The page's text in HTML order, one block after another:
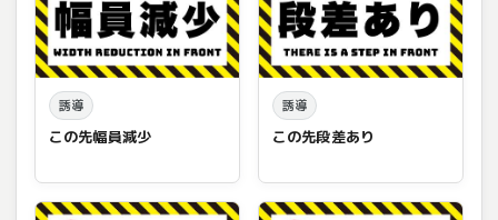
誘導
この先幅員減少
誘導
この先段差あり